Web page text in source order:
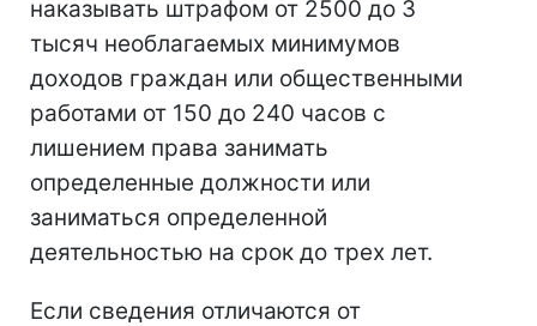
наказывать штрафом от 2500 до 3
тысяч необлагаемых минимумов
доходов граждан или общественными
работами от 150 до 240 часов с
лишением права занимать
определенные должности или
заниматься определенной
деятельностью на срок до трех лет.
Если сведения отличаются от